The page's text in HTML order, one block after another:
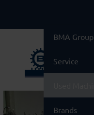
BMA Group
Service
Brands